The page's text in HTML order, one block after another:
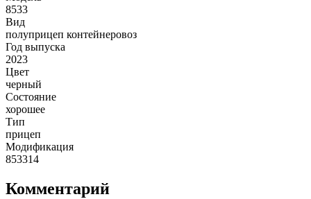
8533
Вид
полуприцеп контейнеровоз
Год выпуска
2023
Цвет
черный
Состояние
хорошее
Тип
прицеп
Модификация
853314
Комментарий